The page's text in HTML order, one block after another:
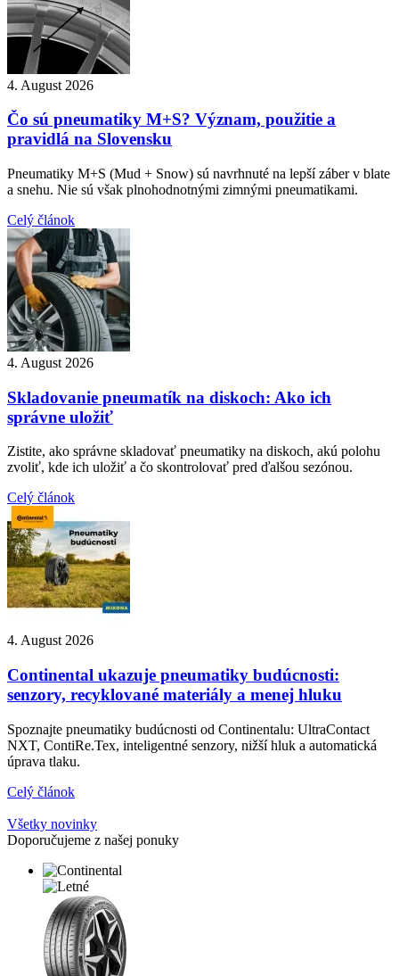
4. August 2026
Čo sú pneumatiky M+S? Význam, použitie a
pravidlá na Slovensku
Pneumatiky M+S (Mud + Snow) sú navrhnuté na lepší záber v blate
a snehu. Nie sú však plnohodnotnými zimnými pneumatikami.
Celý článok
4. August 2026
Skladovanie pneumatík na diskoch: Ako ich
správne uložiť
Zistite, ako správne skladovať pneumatiky na diskoch, akú polohu
zvoliť, kde ich uložiť a čo skontrolovať pred ďalšou sezónou.
Celý článok
4. August 2026
Continental ukazuje pneumatiky budúcnosti:
senzory, recyklované materiály a menej hluku
Spoznajte pneumatiky budúcnosti od Continentalu: UltraContact
NXT, ContiRe.Tex, inteligentné senzory, nižší hluk a automatická
úprava tlaku.
Celý článok
Všetky novinky
Doporučujeme z našej ponuky